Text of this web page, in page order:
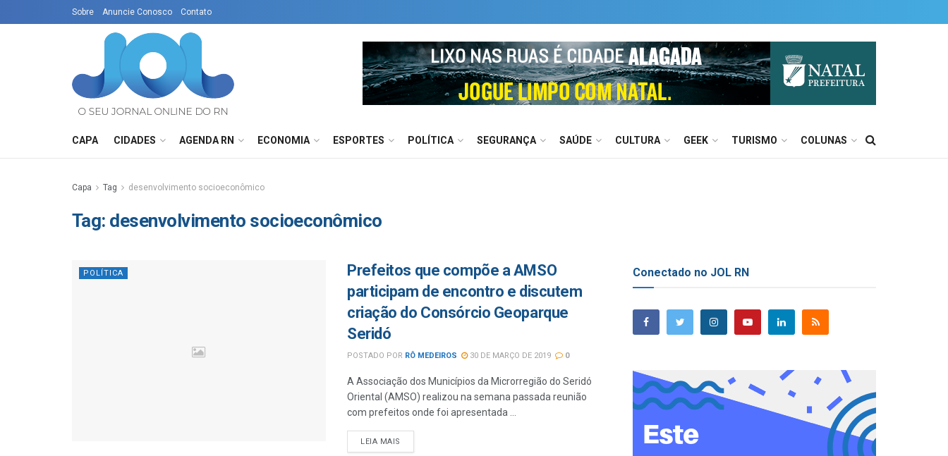
Sobre Anuncie Conosco Contato
CAPA CIDADES AGENDA RN ECONOMIA ESPORTES POLÍTICA SEGURANÇA SAÚDE CULTURA GEEK TURISMO COLUNAS
Capa Tag desenvolvimento socioeconômico
Tag: desenvolvimento socioeconômico
POLÍTICA
Prefeitos que compõe a AMSO
participam de encontro e discutem
criação do Consórcio Geoparque
Seridó
POSTADO POR RÔ MEDEIROS 30 DE MARÇO DE 2019 0
A Associação dos Municípios da Microrregião do Seridó
Oriental (AMSO) realizou na semana passada reunião
com prefeitos onde foi apresentada ...
LEIA MAIS
Conectado no JOL RN